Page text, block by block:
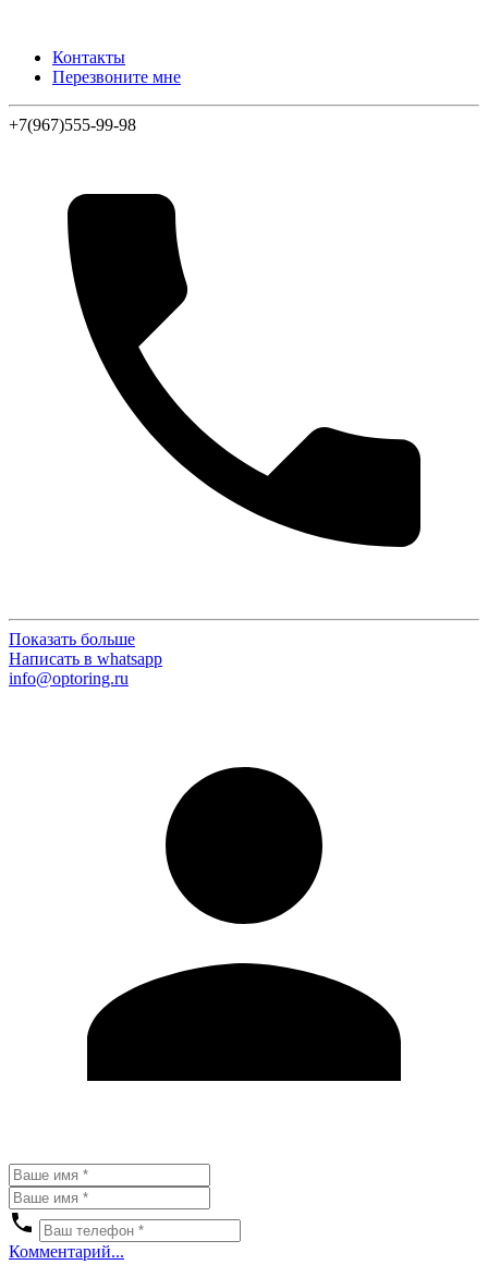
Контакты
Перезвоните мне
+7(967)555-99-98
Показать больше
Написать в whatsapp
info@optoring.ru
Комментарий...